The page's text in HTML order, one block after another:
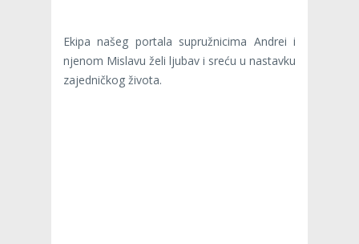
Ekipa našeg portala supružnicima Andrei i
njenom Mislavu želi ljubav i sreću u nastavku
zajedničkog života.